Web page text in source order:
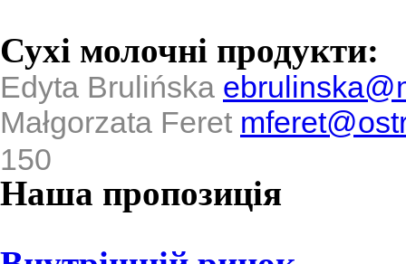
Сухі молочні продукти:
Edyta Brulińska
Małgorzata Feret
150
Наша пропозиція